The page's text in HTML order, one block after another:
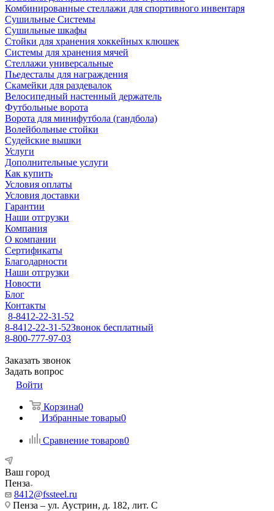
Комбинированные стеллажи для спортивного инвентаря
Сушильные Системы
Сушильные шкафы
Стойки для хранения хоккейных клюшек
Системы для хранения мячей
Стеллажи универсальные
Пьедесталы для награждения
Скамейки для раздевалок
Велосипедный настенный держатель
Футбольные ворота
Ворота для минифутбола (гандбола)
Волейбольные стойки
Судейские вышки
Услуги
Дополнительные услуги
Как купить
Условия оплаты
Условия доставки
Гарантии
Наши отгрузки
Компания
О компании
Сертификаты
Благодарности
Наши отгрузки
Новости
Блог
Контакты
8-8412-22-31-52
8-8412-22-31-52Звонок бесплатный
8-800-777-97-03
Заказать звонок
Задать вопрос
Войти
Корзина0
Избранные товары0
Сравнение товаров0
Ваш город
Пенза
8412@fssteel.ru
Пенза – ул. Аустрин, д. 182, лит. С